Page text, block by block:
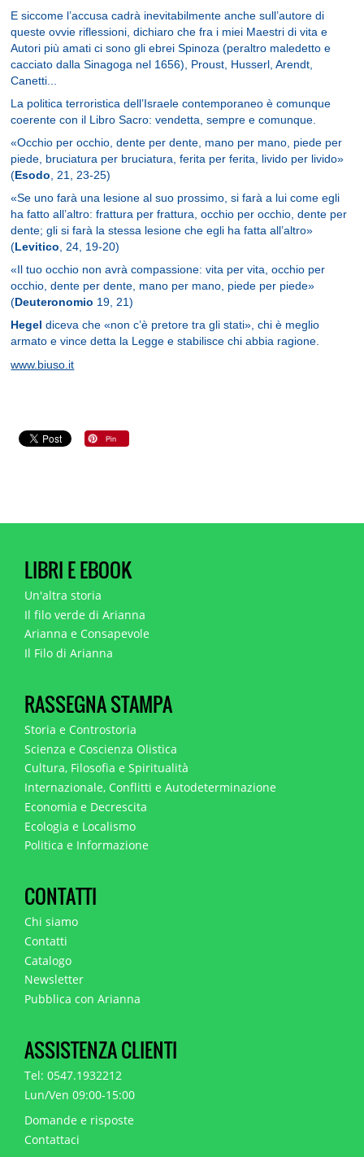
E siccome l’accusa cadrà inevitabilmente anche sull’autore di
queste ovvie riflessioni, dichiaro che fra i miei Maestri di vita e
Autori più amati ci sono gli ebrei Spinoza (peraltro maledetto e
cacciato dalla Sinagoga nel 1656), Proust, Husserl, Arendt,
Canetti...
La politica terroristica dell’Israele contemporaneo è comunque
coerente con il Libro Sacro: vendetta, sempre e comunque.
«Occhio per occhio, dente per dente, mano per mano, piede per
piede, bruciatura per bruciatura, ferita per ferita, livido per livido»
( Esodo , 21, 23-25)
«Se uno farà una lesione al suo prossimo, si farà a lui come egli
ha fatto all’altro: frattura per frattura, occhio per occhio, dente per
dente; gli si farà la stessa lesione che egli ha fatta all’altro»
( Levitico, 24, 19-20)
«Il tuo occhio non avrà compassione: vita per vita, occhio per
occhio, dente per dente, mano per mano, piede per piede»
( Deuteronomio 19, 21)
Hegel diceva che «non c’è pretore tra gli stati», chi è meglio
armato e vince detta la Legge e stabilisce chi abbia ragione.
www.biuso.it
LIBRI E EBOOK
Un'altra storia
Il filo verde di Arianna
Arianna e Consapevole
Il Filo di Arianna
RASSEGNA STAMPA
Storia e Controstoria
Scienza e Coscienza Olistica
Cultura, Filosofia e Spiritualità
Internazionale, Conflitti e Autodeterminazione
Economia e Decrescita
Ecologia e Localismo
Politica e Informazione
CONTATTI
Chi siamo
Contatti
Catalogo
Newsletter
Pubblica con Arianna
ASSISTENZA CLIENTI
Tel: 0547.1932212
Lun/Ven 09:00-15:00
Domande e risposte
Contattaci